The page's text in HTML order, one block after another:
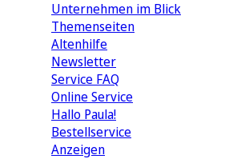
Unternehmen im Blick
Themenseiten
Altenhilfe
Newsletter
Service FAQ
Online Service
Hallo Paula!
Bestellservice
Anzeigen